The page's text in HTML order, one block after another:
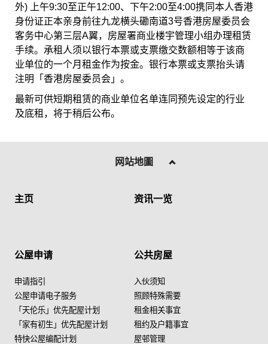
外) 上午9:30至正午12:00、下午2:00至4:00携同本人香港
身份证正本亲身前往九龙横头磡南道3号香港房屋委员会
客务中心第三层A翼，房屋署商业楼宇管理小组办理租赁
手续。承租人须以银行本票或支票缴交数额相等于该商
业单位的一个月租金作为按金。银行本票或支票抬头请
注明「香港房屋委员会」。
最新可供短期租赁的商业单位名单连同预先设定的行业
及底租，将于稍后公布。
网站地圖
主页 资讯一览
公屋申请
申请指引
公屋申请电子服务
「天伦乐」优先配屋计划
「家有初生」优先配屋计划
特快公屋编配计划
公共房屋
入伙须知
照顾特殊需要
租金相关事宜
租约及户籍事宜
屋邨管理